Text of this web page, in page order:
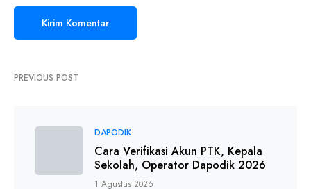
PREVIOUS POST
DAPODIK
Cara Verifikasi Akun PTK, Kepala
Sekolah, Operator Dapodik 2026
1 Agustus 2026